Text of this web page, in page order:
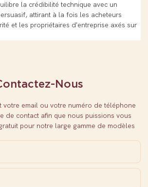
la crédibilité technique avec un
attirant à la fois les acheteurs
et les propriétaires d'entreprise axés sur
Nous
votre email ou votre numéro de téléphone
de contact afin que nous puissions vous
pour notre large gamme de modèles